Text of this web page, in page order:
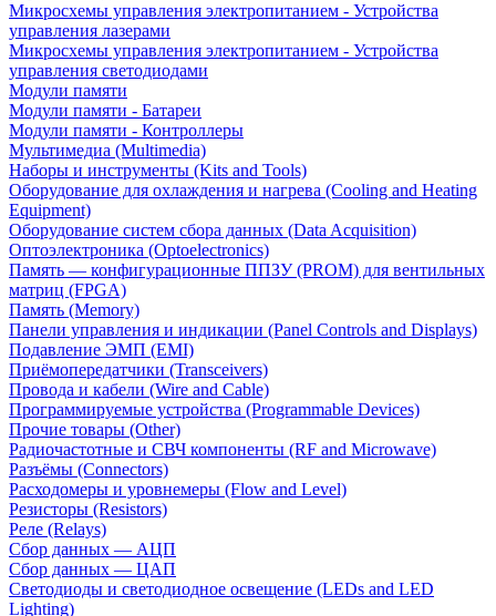
Микросхемы управления электропитанием - Устройства
управления лазерами
Микросхемы управления электропитанием - Устройства
управления светодиодами
Модули памяти
Модули памяти - Батареи
Модули памяти - Контроллеры
Мультимедиа (Multimedia)
Наборы и инструменты (Kits and Tools)
Оборудование для охлаждения и нагрева (Cooling and Heating
Equipment)
Оборудование систем сбора данных (Data Acquisition)
Оптоэлектроника (Optoelectronics)
Память — конфигурационные ППЗУ (PROM) для вентильных
матриц (FPGA)
Память (Memory)
Панели управления и индикации (Panel Controls and Displays)
Подавление ЭМП (EMI)
Приёмопередатчики (Transceivers)
Провода и кабели (Wire and Cable)
Программируемые устройства (Programmable Devices)
Прочие товары (Other)
Радиочастотные и СВЧ компоненты (RF and Microwave)
Разъёмы (Connectors)
Расходомеры и уровнемеры (Flow and Level)
Резисторы (Resistors)
Реле (Relays)
Сбор данных — АЦП
Сбор данных — ЦАП
Светодиоды и светодиодное освещение (LEDs and LED
Lighting)